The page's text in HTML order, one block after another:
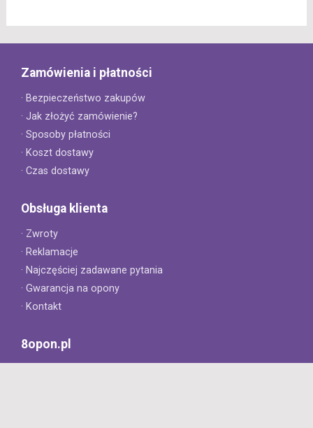
Zamówienia i płatności
· Bezpieczeństwo zakupów
· Jak złożyć zamówienie?
· Sposoby płatności
· Koszt dostawy
· Czas dostawy
Obsługa klienta
· Zwroty
· Reklamacje
· Najczęściej zadawane pytania
· Gwarancja na opony
· Kontakt
8opon.pl